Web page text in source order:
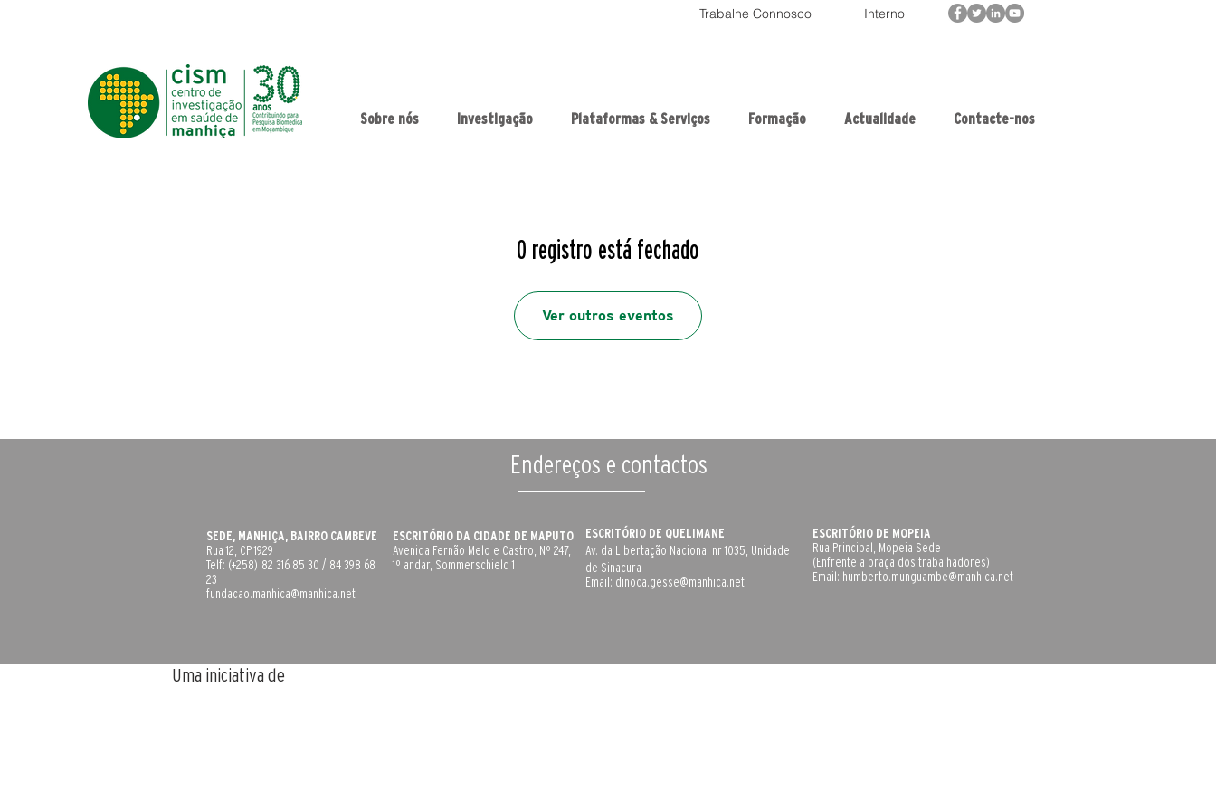
Trabalhe Connosco Interno
Sobre nós Investigação Plataformas & Serviços Formação Actualidade Contacte-nos
O registro está fechado
Ver outros eventos
Endereços e contactos
SEDE, MANHIÇA, BAIRRO CAMBEVE
Rua 12, CP 1929
Telf: (+258) 82 316 85 30 / 84 398 68
23
fundacao.manhica@manhica.net
ESCRITÓRIO DA CIDADE DE MAPUTO
Avenida Fernão Melo e Castro, Nº 247,
1º andar, Sommerschield 1
ESCRITÓRIO DE QUELIMANE
Av. da Libertação Nacional nr 1035, Unidade
de Sinacura
Email: dinoca.gesse@manhica.net
ESCRITÓRIO DE MOPEIA
Rua Principal, Mopeia Sede
(Enfrente a praça dos trabalhadores)
Email: humberto.munguambe@manhica.net
Uma iniciativa de